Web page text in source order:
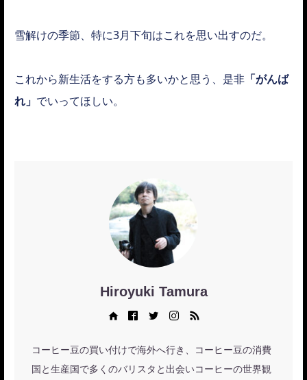
雪解けの季節、特に3月下旬はこれを思い出すのだ。
これから新生活をする方も多いかと思う、是非 「がんば
れ」 でいってほしい。
Hiroyuki Tamura
Instagram RSS
コーヒー豆の買い付けで海外へ行き、コーヒー豆の消費
国と生産国で多くのバリスタと出会いコーヒーの世界観